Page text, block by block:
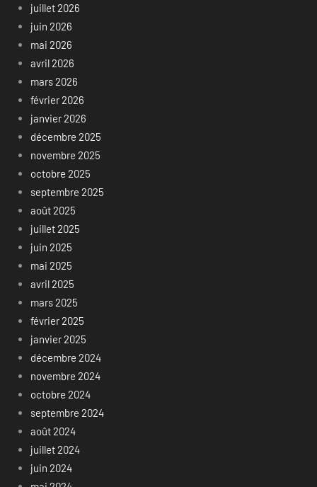
juillet 2026
juin 2026
mai 2026
avril 2026
mars 2026
février 2026
janvier 2026
décembre 2025
novembre 2025
octobre 2025
septembre 2025
août 2025
juillet 2025
juin 2025
mai 2025
avril 2025
mars 2025
février 2025
janvier 2025
décembre 2024
novembre 2024
octobre 2024
septembre 2024
août 2024
juillet 2024
juin 2024